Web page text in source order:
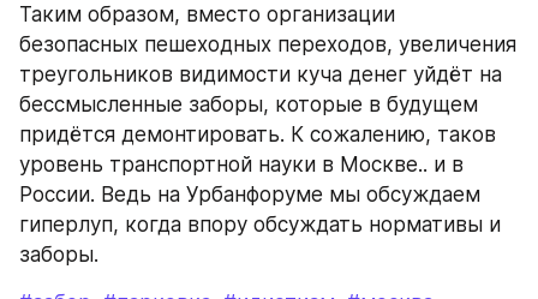
Таким образом, вместо организации
безопасных пешеходных переходов, увеличения
треугольников видимости куча денег уйдёт на
бессмысленные заборы, которые в будущем
придётся демонтировать. К сожалению, таков
уровень транспортной науки в Москве.. и в
России. Ведь на Урбанфоруме мы обсуждаем
гиперлуп, когда впору обсуждать нормативы и
заборы.